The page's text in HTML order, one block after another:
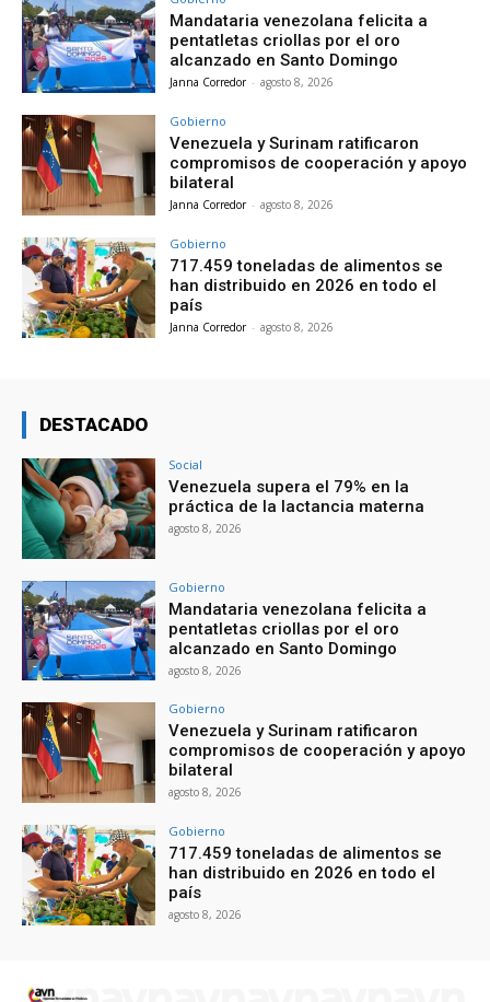
Mandataria venezolana felicita a
pentatletas criollas por el oro
alcanzado en Santo Domingo
Janna Corredor - agosto 8, 2026
Gobierno
Venezuela y Surinam ratificaron
compromisos de cooperación y apoyo
bilateral
Janna Corredor - agosto 8, 2026
Gobierno
717.459 toneladas de alimentos se
han distribuido en 2026 en todo el
país
Janna Corredor - agosto 8, 2026
DESTACADO
Social
Venezuela supera el 79% en la
práctica de la lactancia materna
agosto 8, 2026
Gobierno
Mandataria venezolana felicita a
pentatletas criollas por el oro
alcanzado en Santo Domingo
agosto 8, 2026
Gobierno
Venezuela y Surinam ratificaron
compromisos de cooperación y apoyo
bilateral
agosto 8, 2026
Gobierno
717.459 toneladas de alimentos se
han distribuido en 2026 en todo el
país
agosto 8, 2026